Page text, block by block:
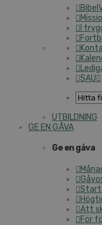
I
SAU
UTBILDNING
GE EN GÅVA
Ge en gåva
Att
För